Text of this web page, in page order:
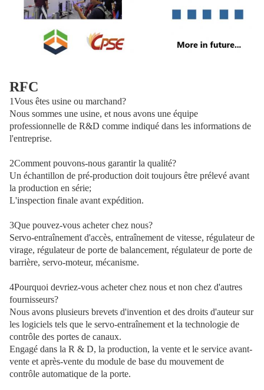
RFC
1Vous êtes usine ou marchand?
Nous sommes une usine, et nous avons une équipe
professionnelle de R&D comme indiqué dans les informations de
l'entreprise.
2Comment pouvons-nous garantir la qualité?
Un échantillon de pré-production doit toujours être prélevé avant
la production en série;
L'inspection finale avant expédition.
3Que pouvez-vous acheter chez nous?
Servo-entraînement d'accès, entraînement de vitesse, régulateur de
virage, régulateur de porte de balancement, régulateur de porte de
barrière, servo-moteur, mécanisme.
4Pourquoi devriez-vous acheter chez nous et non chez d'autres
fournisseurs?
Nous avons plusieurs brevets d'invention et des droits d'auteur sur
les logiciels tels que le servo-entraînement et la technologie de
contrôle des portes de canaux.
Engagé dans la R & D, la production, la vente et le service avant-
vente et après-vente du module de base du mouvement de
contrôle automatique de la porte.